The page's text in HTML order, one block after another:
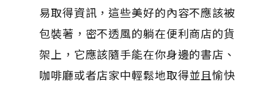
易取得資訊，這些美好的內容不應該被
包裝著，密不透風的躺在便利商店的貨
架上，它應該隨手能在你身邊的書店、
咖啡廳或者店家中輕鬆地取得並且愉快